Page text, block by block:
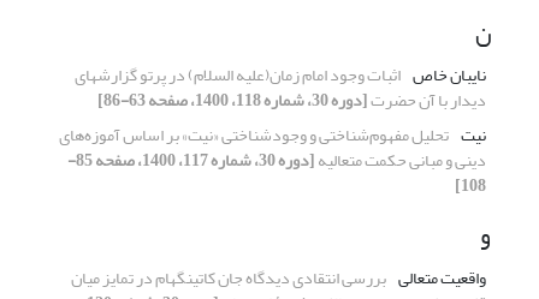
ن
نایبان خاص اثبات وجود امام زمان(علیه السلام) در پرتو گزارش‎های
دیدار با آن حضرت[دوره 30، شماره 118، 1400، صفحه 63-86]
نیت تحلیل مفهوم‌شناختی و وجودشناختی «نیت» بر اساس آموزه‌های
دینی و مبانی حکمت متعالیه [دوره 30، شماره 117، 1400، صفحه 85-
108]
و
واقعیت متعالی بررسی انتقادی دیدگاه جان کاتینگهام در تمایز میان